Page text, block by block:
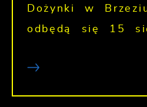
Dożynki w
odbędą się 15